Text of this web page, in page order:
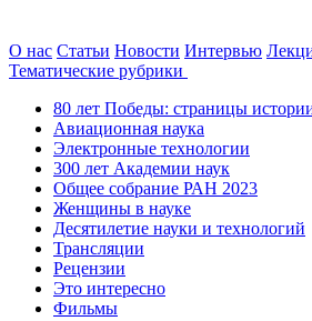
О нас Статьи Новости Интервью
Тематические рубрики
80 лет Победы: страницы
Авиационная наука
Электронные технологии
300 лет Академии наук
Общее собрание РАН 2023
Женщины в науке
Десятилетие науки и технологий
Трансляции
Рецензии
Это интересно
Фильмы